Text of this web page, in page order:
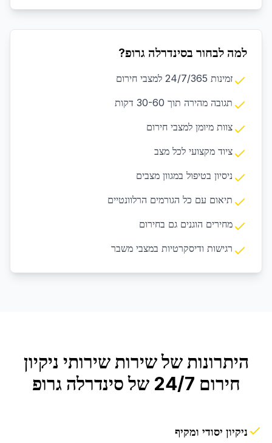
למה לבחור בסינדרלה גרופ?
זמינות 24/7/365 למצבי חירום
תגובה מהירה תוך 30-60 דקות
צוות מיומן למצבי חירום
ציוד מקצועי לכל מצב
ניסיון בטיפול במגוון מצבים
תיאום עם כל הגורמים הרלוונטיים
מחירים הוגנים גם בחירום
רגישות ודיסקרטיות במצבי משבר
היתרונות של שירותשירותי ניקיון
חירום 24/7
של סינדרלה גרופ
ניקיון יסודי ומקיף